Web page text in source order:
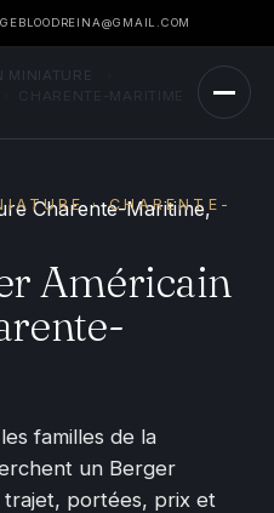
· CHARENTE-
Américain
familles de la
un Berger
trajet, portées, prix et